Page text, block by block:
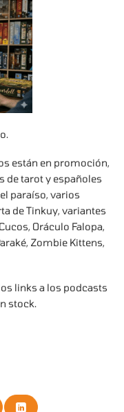
están en promoción,
de tarot y españoles
paraíso, varios
de Tinkuy, variantes
Oráculo Falopa,
Zombie Kittens,
links a los podcasts
stock.